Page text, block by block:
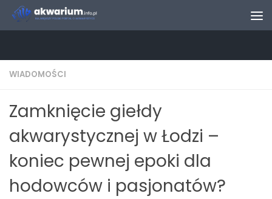
Skip to content
WIADOMOŚCI
Zamknięcie giełdy
akwarystycznej w Łodzi –
koniec pewnej epoki dla
hodowców i pasjonatów?